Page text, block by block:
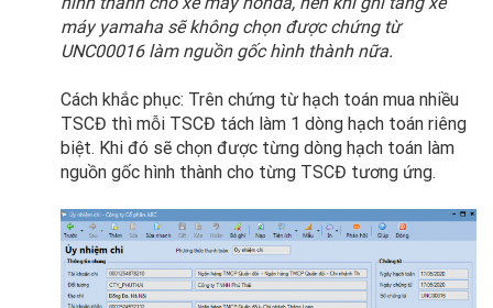
máy yamaha sẽ không chọn được chứng từ
UNC00016 làm nguồn gốc hình thành nữa.
Cách khắc phục: Trên chứng từ hạch toán mua nhiều
TSCĐ thì mỗi TSCĐ tách làm 1 dòng hạch toán riêng
biệt. Khi đó sẽ chọn được từng dòng hạch toán làm
nguồn gốc hình thành cho từng TSCĐ tương ứng.